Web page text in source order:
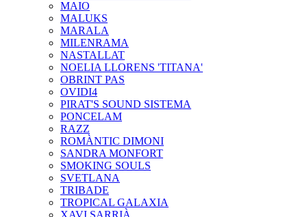
MAIO
MALUKS
MARALA
MILENRAMA
NASTALLAT
NOELIA LLORENS 'TITANA'
OBRINT PAS
OVIDI4
PIRAT'S SOUND SISTEMA
PONCELAM
RAZZ
ROMÀNTIC DIMONI
SANDRA MONFORT
SMOKING SOULS
SVETLANA
TRIBADE
TROPICAL GALAXIA
XAVI SARRIÀ